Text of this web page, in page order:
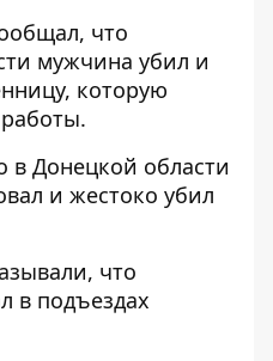
что
мужчина убил и
, которую
в Донецкой области
и жестоко убил
что
в подъездах